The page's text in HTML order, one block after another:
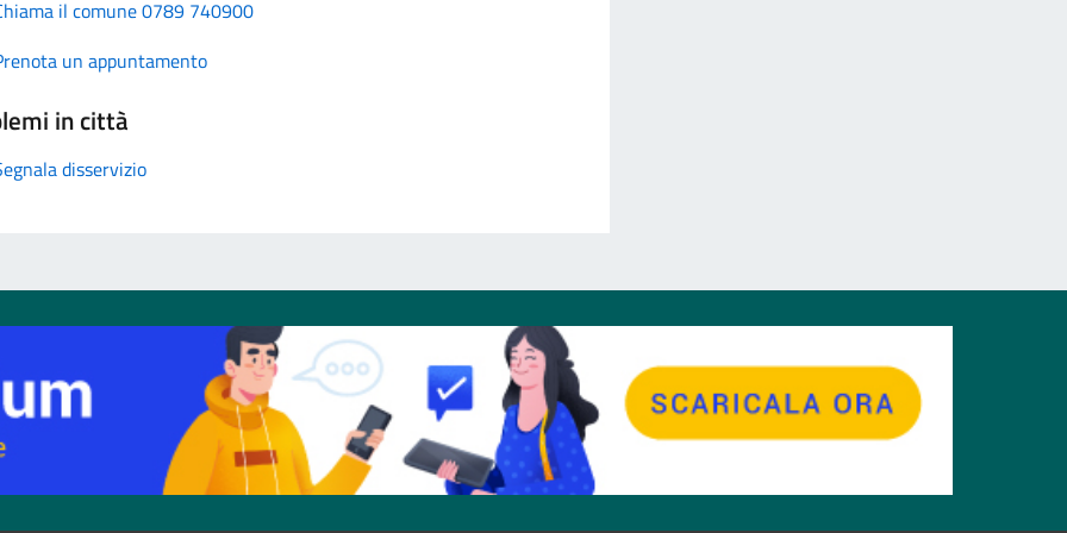
il comune 0789 740900
un appuntamento
in città
disservizio